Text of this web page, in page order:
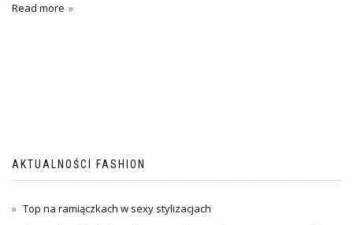
Read more
AKTUALNOŚCI FASHION
Top na ramiączkach w sexy stylizacjach